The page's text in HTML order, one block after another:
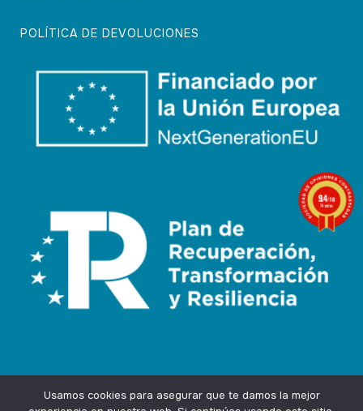
POLÍTICA DE DEVOLUCIONES
Usamos cookies para asegurar que te damos la mejor
9.4/10
74 notas